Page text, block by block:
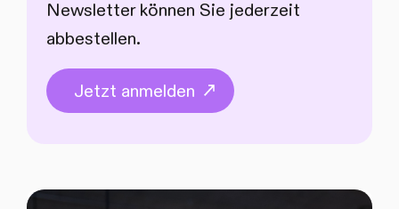
Newsletter können Sie jederzeit
abbestellen.
Jetzt anmelden